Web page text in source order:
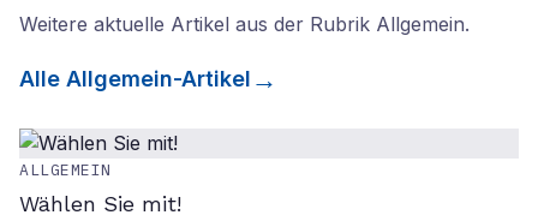
Weitere aktuelle Artikel aus der Rubrik Allgemein.
Alle Allgemein-Artikel
ALLGEMEIN
Wählen Sie mit!